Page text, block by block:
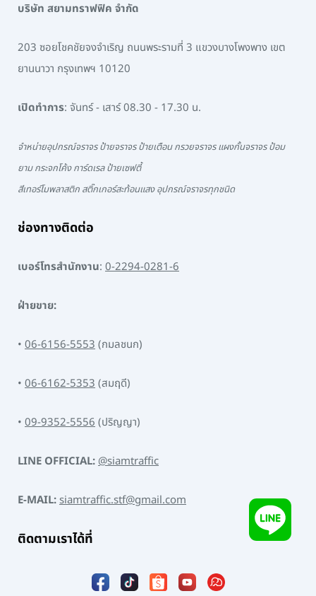
บริษัท สยามทราฟฟิค จำกัด
203 ซอยโชคชัยจงจำเริญ ถนนพระรามที่ 3 แขวงบางโพงพาง เขต
ยานนาวา กรุงเทพฯ 10120
เปิดทำการ: จันทร์ - เสาร์ 08.30 - 17.30 น.
จำหน่ายอุปกรณ์จราจร ป้ายจราจร ป้ายเตือน กรวยจราจร แผงกั้นจราจร ป้อม
ยาม กระจกโค้ง การ์ดเรล ป้ายเซฟตี้
สีเทอร์โมพลาสติก สติ๊กเกอร์สะท้อนแสง อุปกรณ์จราจรทุกชนิด
ช่องทางติดต่อ
เบอร์โทรสำนักงาน: 0-2294-0281-6
ฝ่ายขาย:
• 06-6156-5553(กมลชนก)
• 06-6162-5353(สมฤดี)
• 09-9352-5556(ปริญญา)
LINE OFFICIAL:@siamtraffic
E-MAIL:siamtraffic.stf@gmail.com
ติดตามเราได้ที่